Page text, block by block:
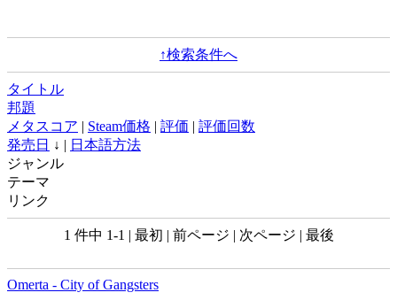
↑検索条件へ
タイトル
邦題
メタスコア | Steam価格 | 評価 | 評価回数
発売日 ↓ | 日本語方法
ジャンル
テーマ
リンク
1 件中 1-1 | 最初 | 前ページ | 次ページ | 最後
Omerta - City of Gangsters